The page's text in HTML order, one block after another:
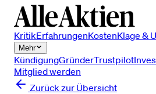
KritikErfahrungenKostenKlage &
Mehr
KündigungGründerTrustpilot
Mitglied werden
Zurück zur Übersicht